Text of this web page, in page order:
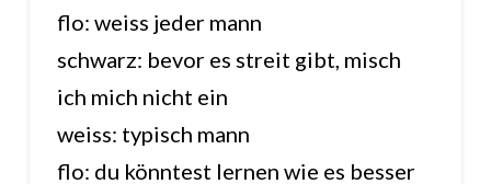
flo: weiss jeder mann
schwarz: bevor es streit gibt, misch
ich mich nicht ein
weiss: typisch mann
flo: du könntest lernen wie es besser